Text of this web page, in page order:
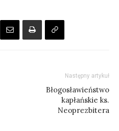
Następny artykuł
Błogosławieństwo
kapłańskie ks.
Neoprezbitera